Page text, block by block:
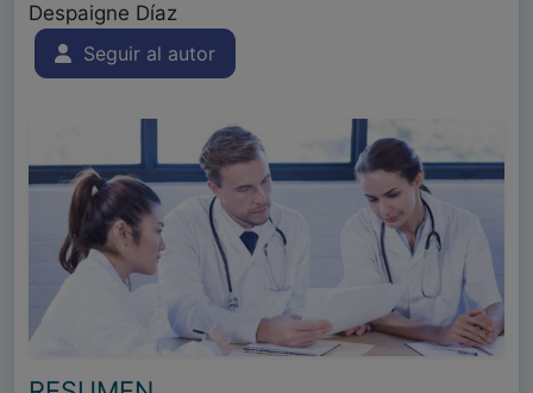
Despaigne Díaz
Seguir al autor